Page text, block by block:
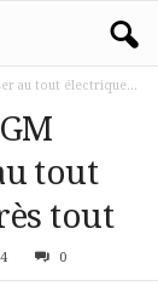
au tout électrique...
tout
tout
0